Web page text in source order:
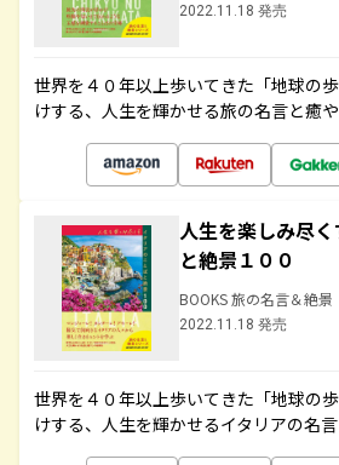
2022.11.18 発売
世界を４０年以上歩いてきた「地球の
けする、人生を輝かせる旅の名言と癒
人生を楽しみ尽
と絶景１００
BOOKS 旅の名言＆絶景
2022.11.18 発売
世界を４０年以上歩いてきた「地球の
けする、人生を輝かせるイタリアの名